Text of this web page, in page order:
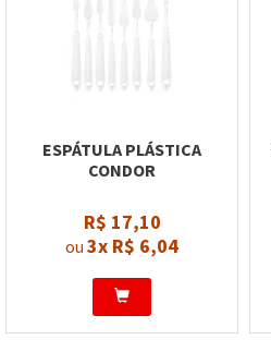
ESPÁTULA PLÁSTICA
CONDOR
R$ 17,10
ou 3x R$ 6,04